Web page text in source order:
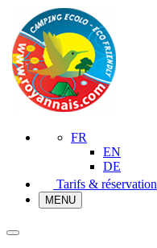
FR
EN
DE
Tarifs & réservation
MENU